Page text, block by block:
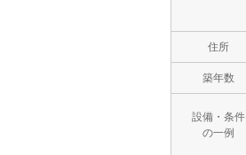
住所
築年数
設備・条件
の一例